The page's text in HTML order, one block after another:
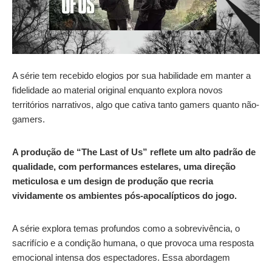
A série tem recebido elogios por sua habilidade em manter a
fidelidade ao material original enquanto explora novos
territórios narrativos, algo que cativa tanto gamers quanto não-
gamers.
A produção de “The Last of Us” reflete um alto padrão de
qualidade, com performances estelares, uma direção
meticulosa e um design de produção que recria
vividamente os ambientes pós-apocalípticos do jogo.
A série explora temas profundos como a sobrevivência, o
sacrifício e a condição humana, o que provoca uma resposta
emocional intensa dos espectadores. Essa abordagem